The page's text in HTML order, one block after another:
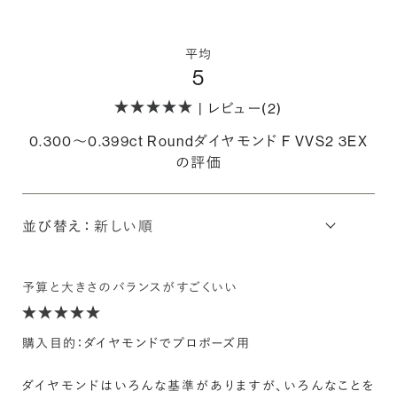
平均
5
| レビュー(2)
0.300〜0.399ct Roundダイヤモンド F VVS2 3EX
の評価
並び替え：
予算と大きさのバランスがすごくいい
購入目的：ダイヤモンドでプロポーズ用
ダイヤモンドはいろんな基準がありますが、いろんなことを